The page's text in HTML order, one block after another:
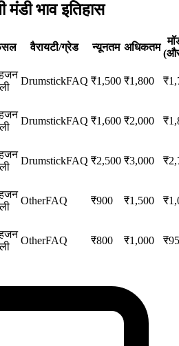
भाव इतिहास
वैरायटी/ग्रेड न्यूनतम अधिकतम
DrumstickFAQ ₹1,500 ₹1,800 ₹
DrumstickFAQ ₹1,600 ₹2,000 ₹
DrumstickFAQ ₹2,500 ₹3,000 ₹
OtherFAQ ₹900 ₹1,500 ₹
OtherFAQ ₹800 ₹1,000 ₹